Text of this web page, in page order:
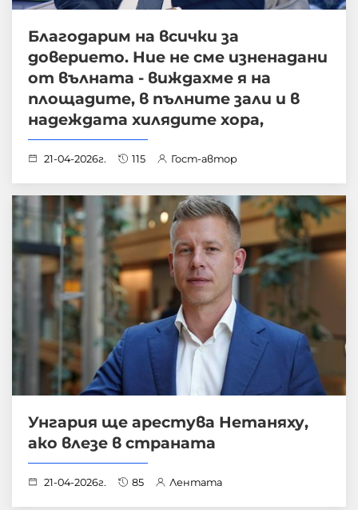
Благодарим на всички за
доверието. Ние не сме изненадани
от вълната - виждахме я на
площадите, в пълните зали и в
надеждата хилядите хора,
21-04-2026г. 115 Гост-автор
Унгария ще арестува Нетаняху,
ако влезе в страната
21-04-2026г. 85 Лентата